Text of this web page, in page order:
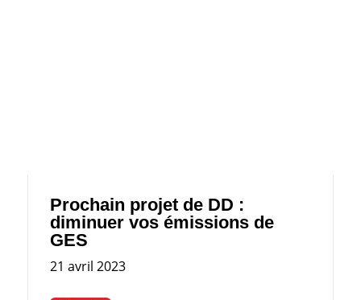
Prochain projet de DD :
diminuer vos émissions de
GES
21 avril 2023